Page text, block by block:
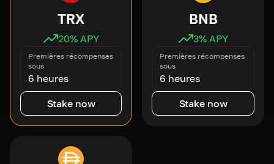
TRX
20% APY
Premières récompenses
sous
6 heures
Stake now
BNB
3% APY
Premières récompenses
sous
6 heures
Stake now